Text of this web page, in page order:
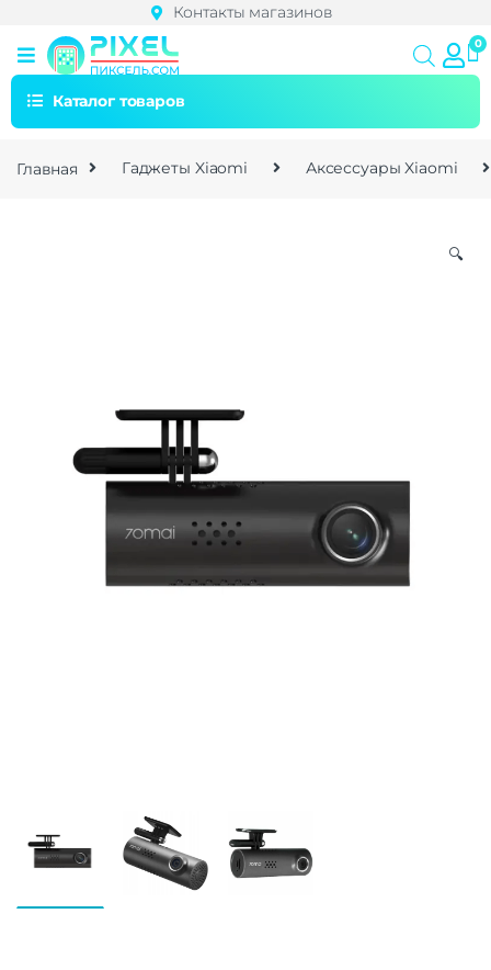
Контакты магазинов
Каталог товаров
Главная Гаджеты Xiaomi Аксессуары Xiaomi
🔍